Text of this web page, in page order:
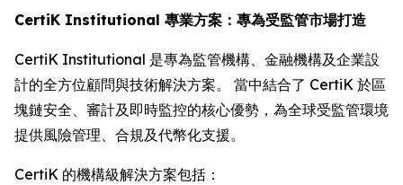
CertiK Institutional 專業方案：專為受監管市場打造
CertiK Institutional 是專為監管機構、金融機構及企業設
計的全方位顧問與技術解決方案。 當中結合了 CertiK 於區
塊鏈安全、審計及即時監控的核心優勢，為全球受監管環境
提供風險管理、合規及代幣化支援。
CertiK 的機構級解決方案包括：